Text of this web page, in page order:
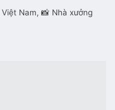
Nam, 📸 Nhà xưởng